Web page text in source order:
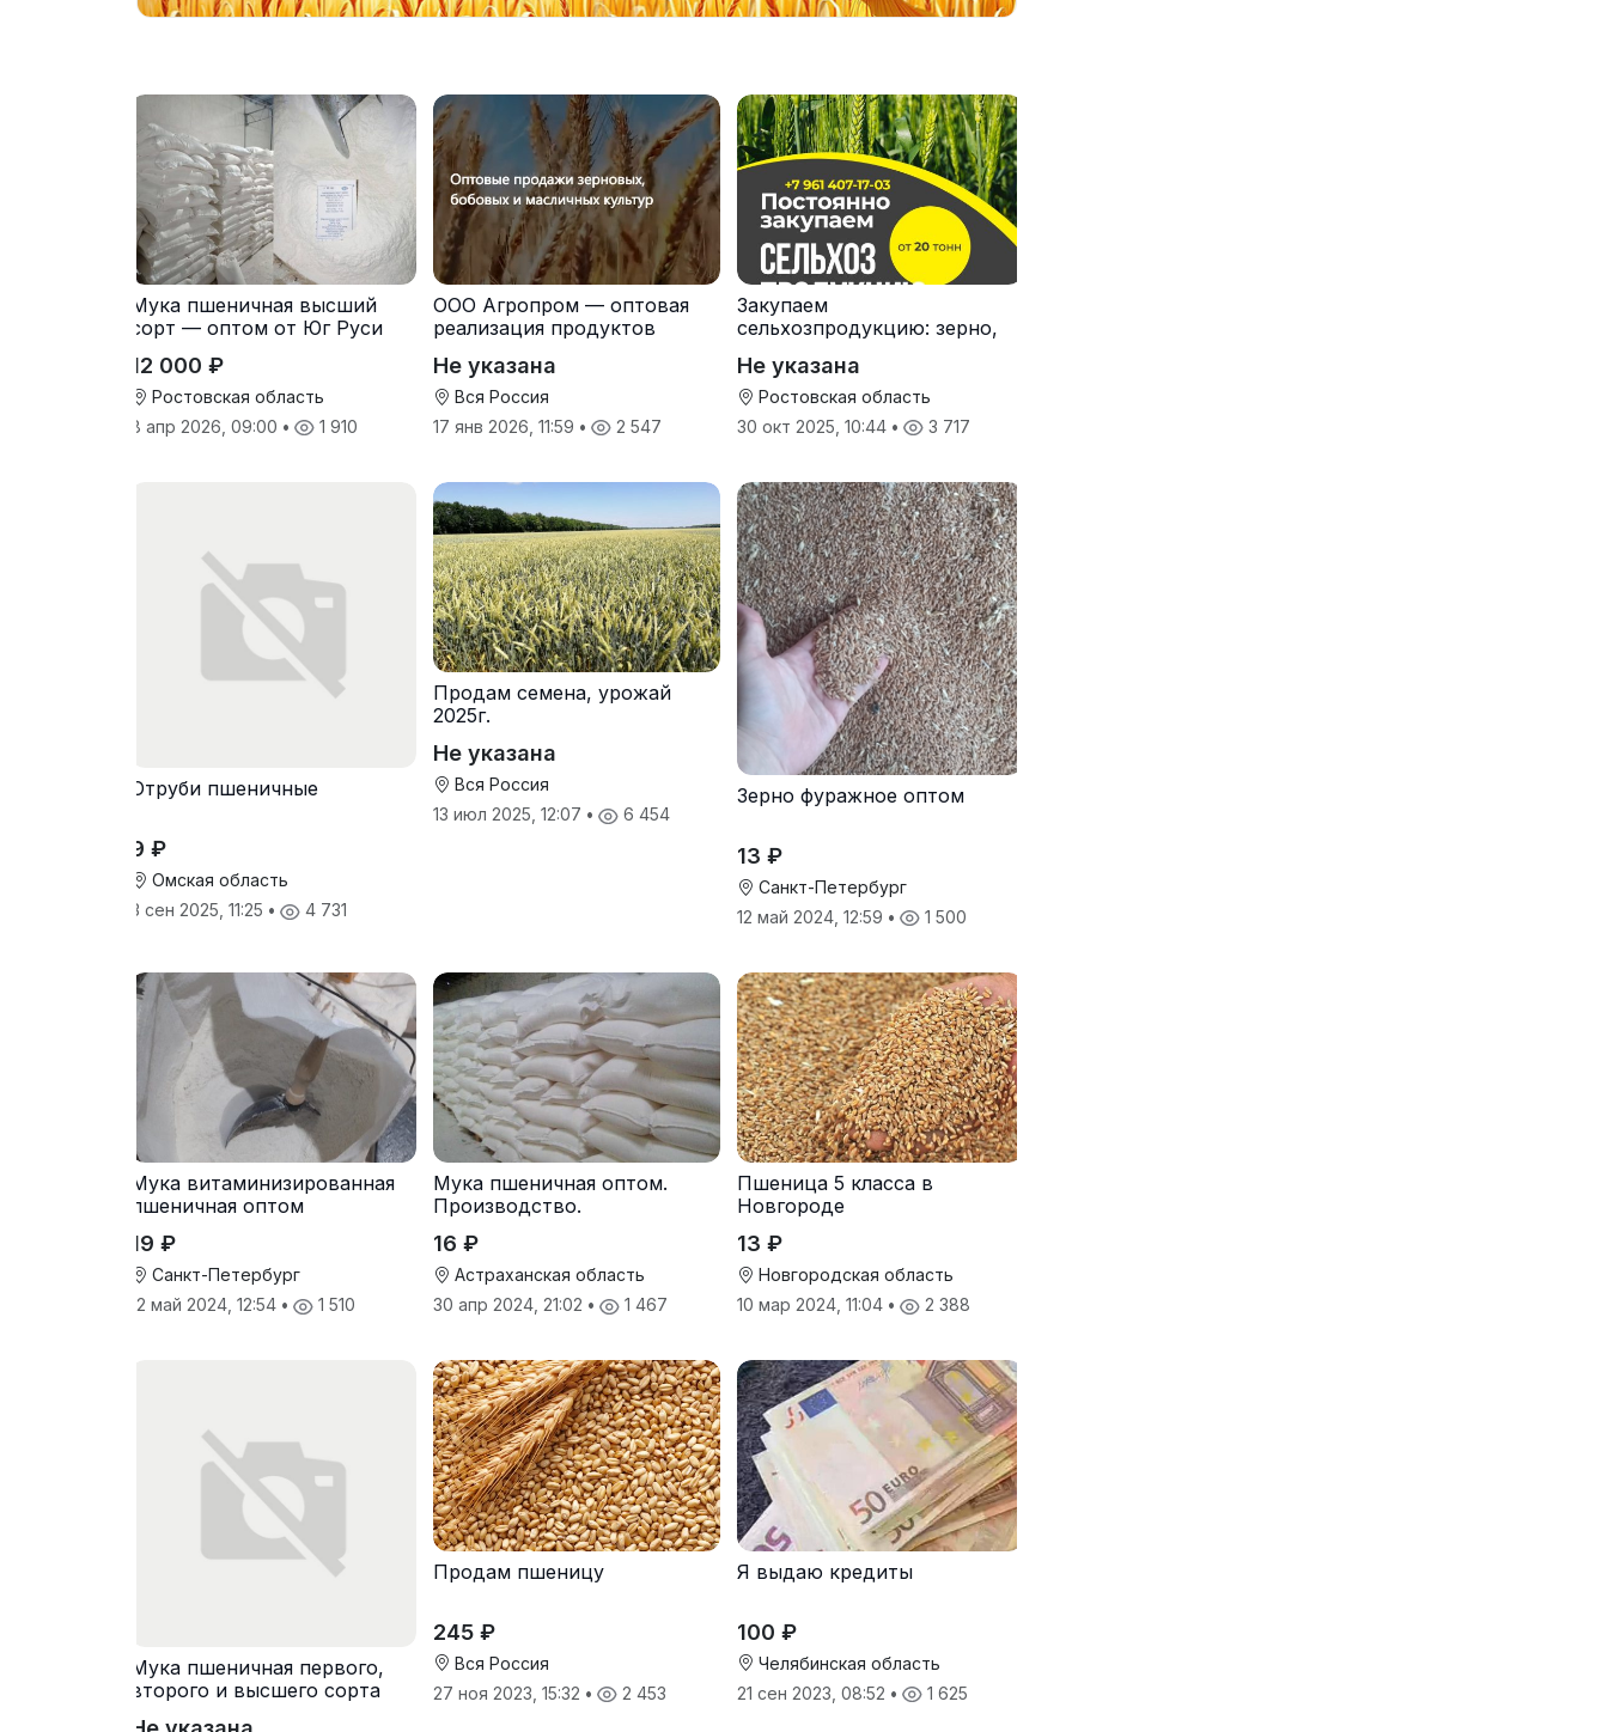
Мука пшеничная высший
сорт — оптом от Юг Руси
12 000 ₽
Ростовская область
8 апр 2026, 09:00 • 1 910
ООО Агропром — оптовая
реализация продуктов
Не указана
Вся Россия
17 янв 2026, 11:59 • 2 547
Закупаем
сельхозпродукцию: зерно,
Не указана
Ростовская область
30 окт 2025, 10:44 • 3 717
Отруби пшеничные
9 ₽
Омская область
3 сен 2025, 11:25 • 4 731
Продам семена, урожай
2025г.
Не указана
Вся Россия
13 июл 2025, 12:07 • 6 454
Зерно фуражное оптом
13 ₽
Санкт-Петербург
12 май 2024, 12:59 • 1 500
Мука витаминизированная
пшеничная оптом
19 ₽
Санкт-Петербург
12 май 2024, 12:54 • 1 510
Мука пшеничная оптом.
Производство.
16 ₽
Астраханская область
30 апр 2024, 21:02 • 1 467
Пшеница 5 класса в
Новгороде
13 ₽
Новгородская область
10 мар 2024, 11:04 • 2 388
Мука пшеничная первого,
второго и высшего сорта
Продам пшеницу
245 ₽
Вся Россия
27 ноя 2023, 15:32 • 2 453
Я выдаю кредиты
100 ₽
Челябинская область
21 сен 2023, 08:52 • 1 625